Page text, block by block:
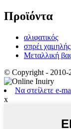
Προϊόντα
αλιφατικός
σπρέι
Μεταλλική
© Copyright - 2010-
Να στείλετε e-
x